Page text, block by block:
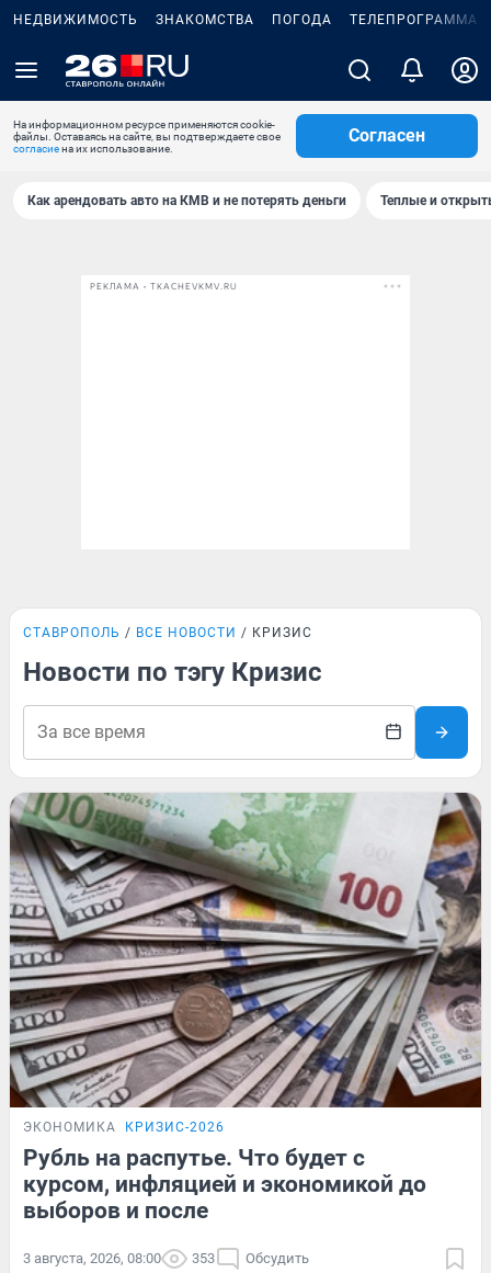
НЕДВИЖИМОСТЬ ЗНАКОМСТВА ПОГОДА ТЕЛЕПРОГРАММА
На информационном ресурсе применяются cookie-
файлы. Оставаясь на сайте, вы подтверждаете свое
согласиена их использование.
Согласен
Как арендовать авто на КМВ и не потерять деньги Теплые и
РЕКЛАМА • TKACHEVKMV.RU
СТАВРОПОЛЬ ВСЕ НОВОСТИ КРИЗИС
Новости по тэгу Кризис
ЭКОНОМИКА КРИЗИС-2026
Рубль на распутье. Что будет с
курсом, инфляцией и экономикой до
выборов и после
3 августа, 2026, 08:00 353 Обсудить